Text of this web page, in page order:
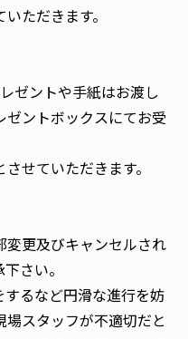
ただきます。
ゼントや手紙はお渡し
ゼントボックスにてお受
せていただきます。
更及びキャンセルされ
さい。
るなど円滑な進行を妨
場スタッフが不適切だと